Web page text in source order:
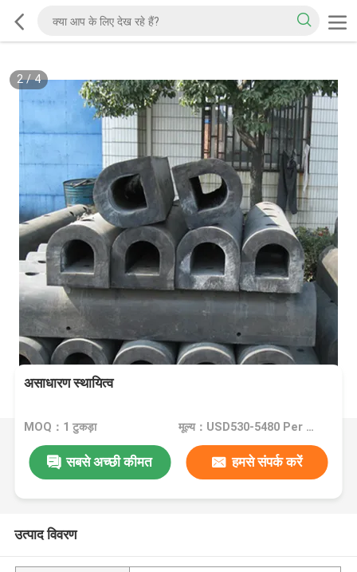
2/4
असाधारण स्थायित्व
MOQ：1 टुकड़ा मूल्य：USD530-5480 Per Piece
सबसे अच्छी कीमत हमसे संपर्क करें
उत्पाद विवरण